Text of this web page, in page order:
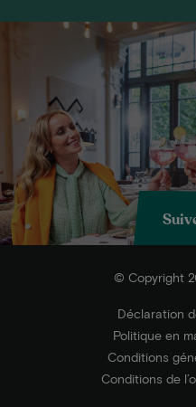
© Copyright
Déclaration
Politique en
Conditions
Conditions de